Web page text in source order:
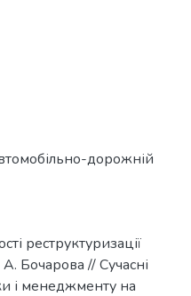
дорожній
реструктуризації
Бочарова // Сучасні
і менеджменту на